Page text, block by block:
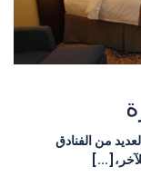
من الفنادق